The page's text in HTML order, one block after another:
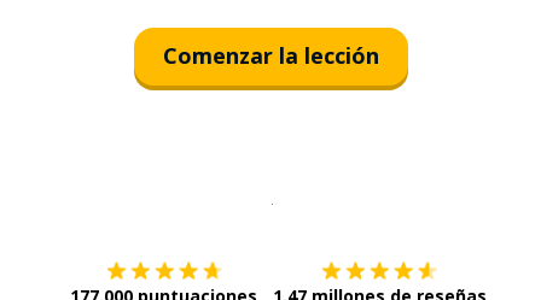
Comenzar la lección